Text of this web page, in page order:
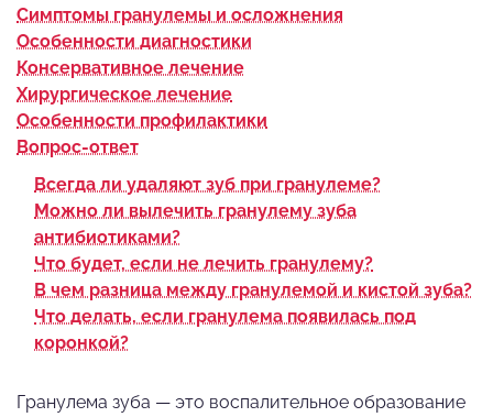
Симптомы гранулемы и осложнения
Особенности диагностики
Консервативное лечение
Хирургическое лечение
Особенности профилактики
Вопрос-ответ
Всегда ли удаляют зуб при гранулеме?
Можно ли вылечить гранулему зуба
антибиотиками?
Что будет, если не лечить гранулему?
В чем разница между гранулемой и кистой зуба?
Что делать, если гранулема появилась под
коронкой?
Гранулема зуба — это воспалительное образование